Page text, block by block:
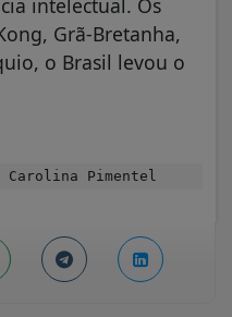
intelectual. Os
Grã-Bretanha,
o Brasil levou o
Carolina Pimentel